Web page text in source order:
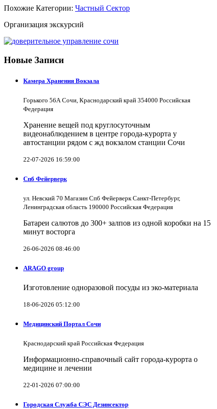
Похожие Категории: Частный Сектор
Организация экскурсий
Новые Записи
Камера Хранения Вокзала
Горького 56А Сочи, Краснодарский край 354000 Российская
Федерация
Хранение вещей под круглосуточным
видеонаблюдением в центре города-курорта у
автостанции рядом с жд вокзалом станции Сочи
22-07-2026 16:59:00
Спб Фейерверк
ул. Невский 70 Магазин Спб Фейерверк Санкт-Петербург,
Ленинградская область 190000 Российская Федерация
Батареи салютов до 300+ залпов из одной коробки на 15
минут восторга
26-06-2026 08:46:00
ARAGO group
Изготовление одноразовой посуды из эко-материала
18-06-2026 05:12:00
Медицинский Портал Сочи
Краснодарский край Российская Федерация
Информационно-справочный сайт города-курорта о
медицине и лечении
22-01-2026 07:00:00
Городская Служба СЭС Дезинсектор